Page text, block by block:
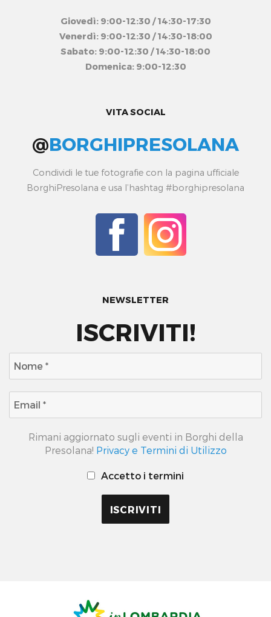
Giovedì: 9:00-12:30 / 14:30-17:30
Venerdì: 9:00-12:30 / 14:30-18:00
Sabato: 9:00-12:30 / 14:30-18:00
Domenica: 9:00-12:30
VITA SOCIAL
@BORGHIPRESOLANA
Condividi le tue fotografie con la pagina ufficiale
BorghiPresolana e usa l’hashtag #borghipresolana
NEWSLETTER
ISCRIVITI!
Rimani aggiornato sugli eventi in Borghi della
Presolana! Privacy e Termini di Utilizzo
Accetto i termini